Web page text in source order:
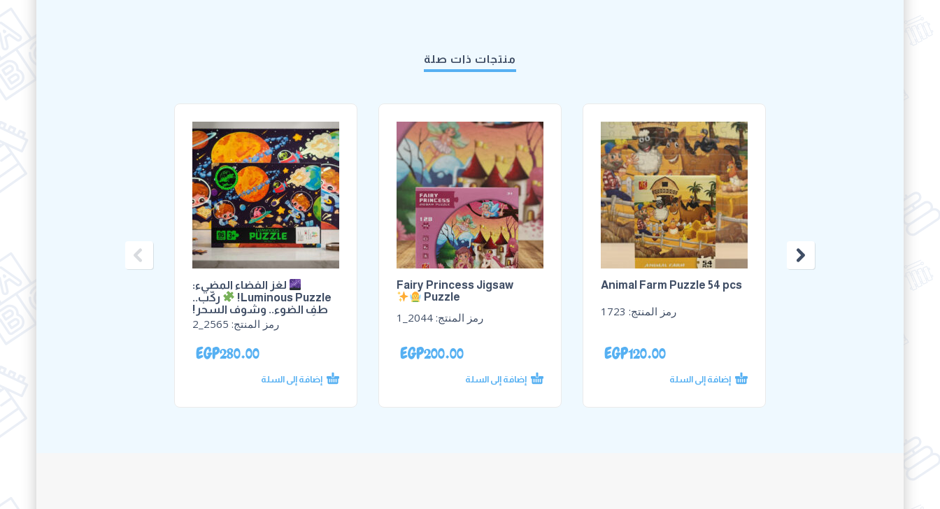
منتجات ذات صلة
Animal Farm Puzzle 54 pcs
رمز المنتج: 1723
EGP120.00
إضافة إلى السلة
Fairy Princess Jigsaw
Puzzle
رمز المنتج: 2044_1
EGP200.00
إضافة إلى السلة
لغز الفضاء المضيء:
Luminous Puzzle!
ركّب..
طفِ الضوء.. وشوف السحر!
رمز المنتج: 2565_2
EGP280.00
إضافة إلى السلة